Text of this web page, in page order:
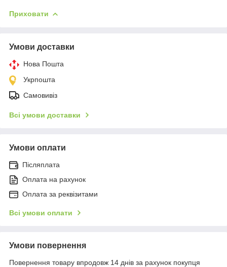
Приховати
Умови доставки
Нова Пошта
Укрпошта
Самовивіз
Всі умови доставки
Умови оплати
Післяплата
Оплата на рахунок
Оплата за реквізитами
Всі умови оплати
Умови повернення
Повернення товару впродовж 14 днів за рахунок покупця